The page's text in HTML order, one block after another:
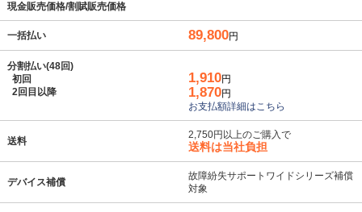
現金販売価格/割賦販売価格
一括払い 89,800円
分割払い(48回)
初回
2回目以降
1,910円
1,870円
お支払額詳細はこちら
送料
2,750円以上のご購入で
送料は当社負担
デバイス補償
故障紛失サポートワイドシリーズ補償
対象